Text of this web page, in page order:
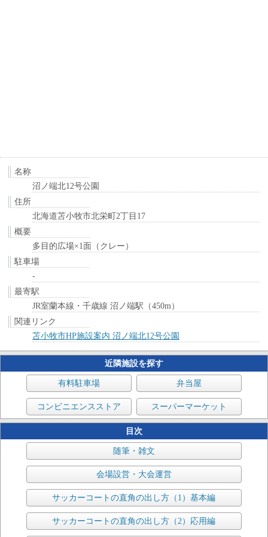
名称
沼ノ端北12号公園
住所
北海道苫小牧市北栄町2丁目17
概要
多目的広場×1面（クレー）
駐車場
-
最寄駅
JR室蘭本線・千歳線 沼ノ端駅（450m）
関連リンク
苫小牧市HP施設案内 沼ノ端北12号公園
近隣施設を探す
有料駐車場 弁当屋
コンビニエンスストア スーパーマーケット
目次
随筆・雑文
会場設営・大会運営
サッカーコートの直角の出し方（1）基本編
サッカーコートの直角の出し方（2）応用編